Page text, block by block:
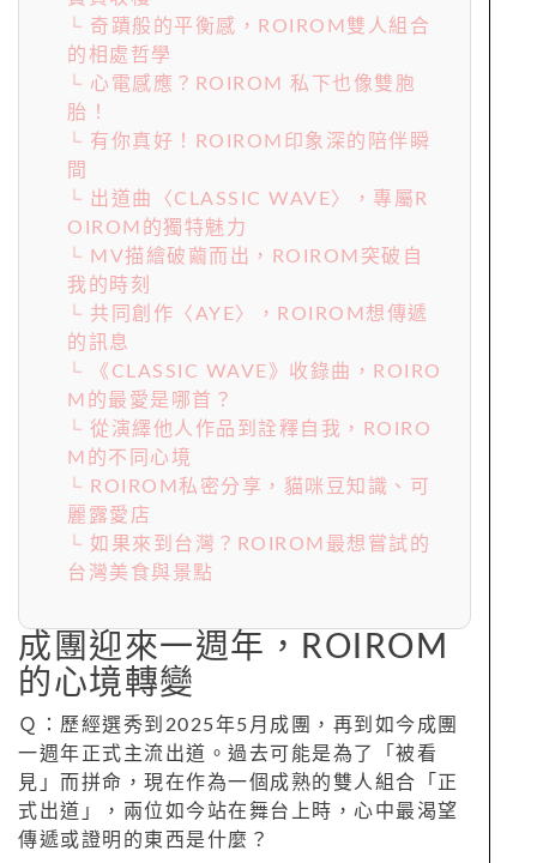
└ 奇蹟般的平衡感，ROIROM雙人組合
的相處哲學
└ 心電感應？ROIROM 私下也像雙胞
胎！
└ 有你真好！ROIROM印象深的陪伴瞬
間
└ 出道曲〈CLASSIC WAVE〉，專屬R
OIROM的獨特魅力
└ MV描繪破繭而出，ROIROM突破自
我的時刻
└ 共同創作〈AYE〉，ROIROM想傳遞
的訊息
└ 《CLASSIC WAVE》收錄曲，ROIRO
M的最愛是哪首？
└ 從演繹他人作品到詮釋自我，ROIRO
M的不同心境
└ ROIROM私密分享，貓咪豆知識、可
麗露愛店
└ 如果來到台灣？ROIROM最想嘗試的
台灣美食與景點
成團迎來一週年，ROIROM
的心境轉變
Ｑ：歷經選秀到2025年5月成團，再到如今成團
一週年正式主流出道。過去可能是為了「被看
見」而拼命，現在作為一個成熟的雙人組合「正
式出道」，兩位如今站在舞台上時，心中最渴望
傳遞或證明的東西是什麼？